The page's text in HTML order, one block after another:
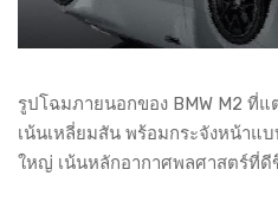
รูปโฉมภายนอกของ BMW M2 ที่
เน้นเหลี่ยมสัน พร้อมกระจังหน้า
ใหญ่ เน้นหลักอากาศพลศาสตร์ที่ดี